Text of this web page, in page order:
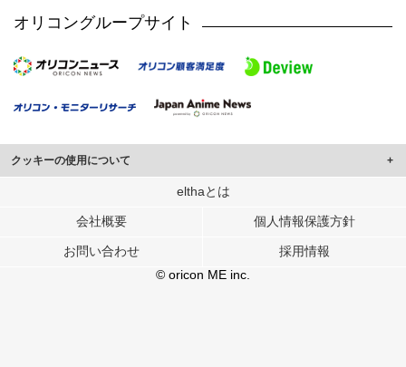
オリコングループサイト
クッキーの使用について
このサイトでは Cookie を使用して、ユーザーに合わせたコンテンツや広告の
行っています。
メディアや広告配信、データ解析の各パートナーに提供しています。
各パートナーは、この情報とユーザーが各パートナーに提供した他の情報や、
ユーザーが各パートナーのサービスを使用したときに収集した他の情報を組み
elthaとは
会社概要 個人情報保護方針
お問い合わせ
採用情報
© oricon ME inc.